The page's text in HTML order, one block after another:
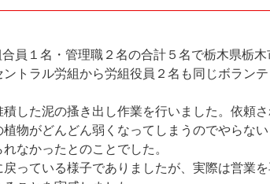
員１名・管理職２名の合計５名で栃木県栃
トラル労組から労組役員２名も同じボラン
した泥の搔き出し作業を行いました。依頼
物がどんどん弱くなってしまうのでやらな
なかったとのことでした。
っている様子でありましたが、実際は営業